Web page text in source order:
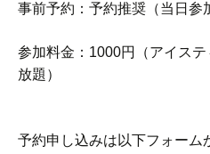
事前予約：予約推奨（当日参
参加料金：1000円（アイス
放題）
予約申し込みは以下フォーム